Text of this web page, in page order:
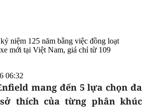
06:32
mang đến 5 lựa chọn đa
thích của từng phân khúc